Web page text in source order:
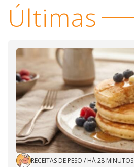
Últimas
RECEITAS DE PESO / HÁ 28 MINUTOS